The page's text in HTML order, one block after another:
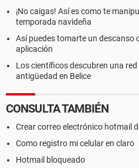
¡No caigas! Así es como te
temporada navideña
Así puedes tomarte un descanso
aplicación
Los científicos descubren una
antigüedad en Belice
CONSULTA TAMBIÉN
Crear correo electrónico hotmail
Como registro mi celular en claro
Hotmail bloqueado